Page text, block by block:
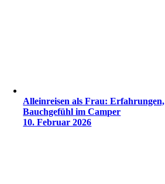
Alleinreisen als Frau:
Bauchgefühl im Camper
10. Februar 2026